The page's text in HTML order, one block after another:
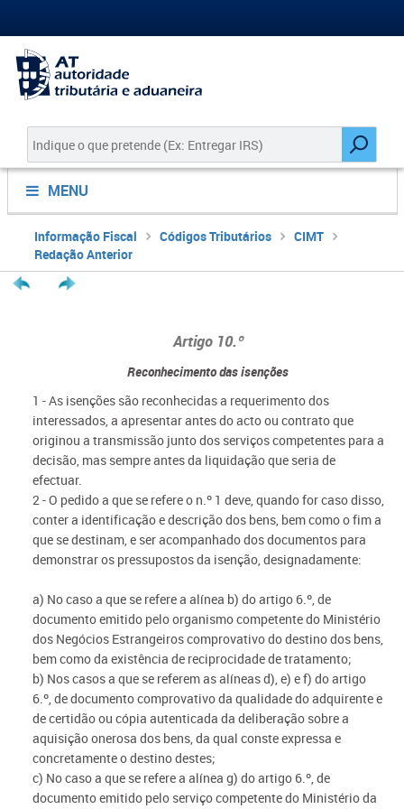
MENU
Informação Fiscal Códigos Tributários
CIMT
Redação Anterior
Artigo 10.º
Reconhecimento das isenções
1 - As isenções são reconhecidas a requerimento dos
interessados, a apresentar antes do acto ou contrato que
originou a transmissão junto dos serviços competentes para a
decisão, mas sempre antes da liquidação que seria de
efectuar.
2 - O pedido a que se refere o n.º 1 deve, quando for caso disso,
conter a identificação e descrição dos bens, bem como o fim a
que se destinam, e ser acompanhado dos documentos para
demonstrar os pressupostos da isenção, designadamente:
a) No caso a que se refere a alínea b) do artigo 6.º, de
documento emitido pelo organismo competente do Ministério
dos Negócios Estrangeiros comprovativo do destino dos bens,
bem como da existência de reciprocidade de tratamento;
b) Nos casos a que se referem as alíneas d), e) e f) do artigo
6.º, de documento comprovativo da qualidade do adquirente e
de certidão ou cópia autenticada da deliberação sobre a
aquisição onerosa dos bens, da qual conste expressa e
concretamente o destino destes;
c) No caso a que se refere a alínea g) do artigo 6.º, de
documento emitido pelo serviço competente do Ministério da